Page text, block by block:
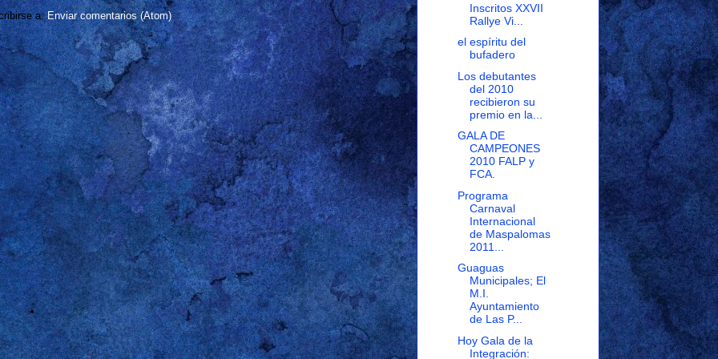
a:Enviar comentarios (Atom)
Inscritos XXVII
Rallye Vi...
el espíritu del
bufadero
Los debutantes
del 2010
recibieron su
premio en la...
GALA DE
CAMPEONES
2010 FALP y
FCA.
Programa
Carnaval
Internacional
de Maspalomas
2011...
Guaguas
Municipales; El
M.I.
Ayuntamiento
de Las P...
Hoy Gala de la
Integración: